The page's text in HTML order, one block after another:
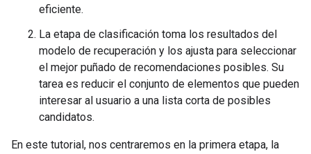
eficiente.
La etapa de clasificación toma los resultados del
modelo de recuperación y los ajusta para seleccionar
el mejor puñado de recomendaciones posibles. Su
tarea es reducir el conjunto de elementos que pueden
interesar al usuario a una lista corta de posibles
candidatos.
En este tutorial, nos centraremos en la primera etapa, la